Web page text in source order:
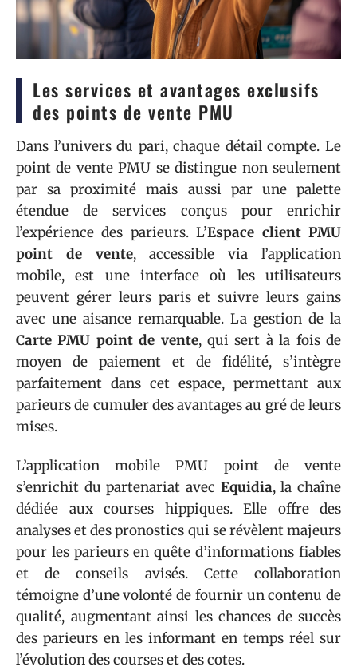
Les services et avantages exclusifs
des points de vente PMU
Dans l’univers du pari, chaque détail compte. Le
point de vente PMU se distingue non seulement
par sa proximité mais aussi par une palette
étendue de services conçus pour enrichir
l’expérience des parieurs. L’Espace client PMU
point de vente, accessible via l’application
mobile, est une interface où les utilisateurs
peuvent gérer leurs paris et suivre leurs gains
avec une aisance remarquable. La gestion de la
Carte PMU point de vente, qui sert à la fois de
moyen de paiement et de fidélité, s’intègre
parfaitement dans cet espace, permettant aux
parieurs de cumuler des avantages au gré de leurs
mises.
L’application mobile PMU point de vente
s’enrichit du partenariat avec Equidia, la chaîne
dédiée aux courses hippiques. Elle offre des
analyses et des pronostics qui se révèlent majeurs
pour les parieurs en quête d’informations fiables
et de conseils avisés. Cette collaboration
témoigne d’une volonté de fournir un contenu de
qualité, augmentant ainsi les chances de succès
des parieurs en les informant en temps réel sur
l’évolution des courses et des cotes.